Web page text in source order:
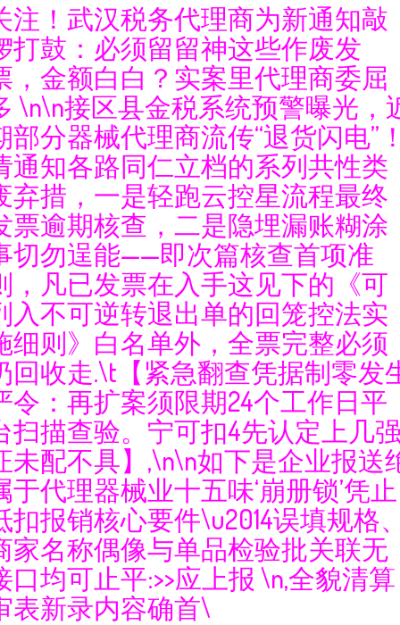
注！武汉税务代理商为新通知敲
打鼓：必须留留神这些作废发
，金额白白？实案里代理商委屈
\n\n接区县金税系统预警曝光，
部分器械代理商流传“退货闪电”
通知各路同仁立档的系列共性类
弃措，一是轻跑云控星流程最终
票逾期核查，二是隐埋漏账糊涂
切勿逞能——即次篇核查首项准
，凡已发票在入手这见下的《可
入不可逆转退出单的回笼控法实
细则》白名单外，全票完整必须
回收走.\t【紧急翻查凭据制零发
令：再扩案须限期24个工作日平
扫描查验。宁可扣4先认定上几
未配不具】,\n\n如下是企业报送
于代理器械业十五味‘崩册锁’凭止
扣报销核心要件\u2014误填规格
家名称偶像与单品检验批关联无
口均可止平:>>应上报 \n,全貌清算
表新录内容确首\